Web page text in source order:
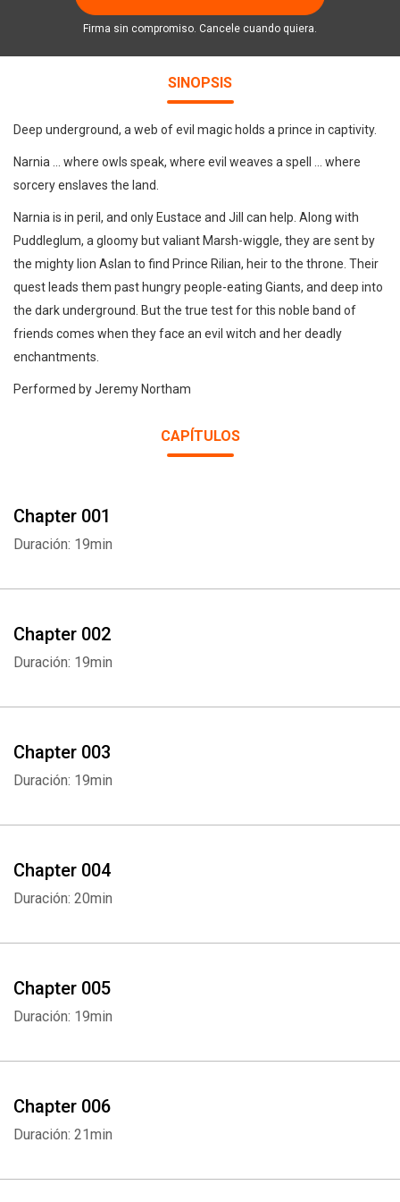
Firma sin compromiso. Cancele cuando quiera.
SINOPSIS
Deep underground, a web of evil magic holds a prince in captivity.
Narnia ... where owls speak, where evil weaves a spell ... where
sorcery enslaves the land.
Narnia is in peril, and only Eustace and Jill can help. Along with
Puddleglum, a gloomy but valiant Marsh-wiggle, they are sent by
the mighty lion Aslan to find Prince Rilian, heir to the throne. Their
quest leads them past hungry people-eating Giants, and deep into
the dark underground. But the true test for this noble band of
friends comes when they face an evil witch and her deadly
enchantments.
Performed by Jeremy Northam
CAPÍTULOS
Chapter 001
Duración: 19min
Chapter 002
Duración: 19min
Chapter 003
Duración: 19min
Chapter 004
Duración: 20min
Chapter 005
Duración: 19min
Chapter 006
Duración: 21min